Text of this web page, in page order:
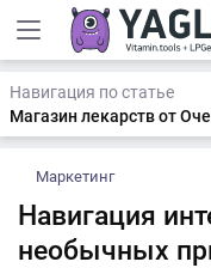
Навигация по статье
Магазин лекарств от
Маркетинг
Навигация
необычных